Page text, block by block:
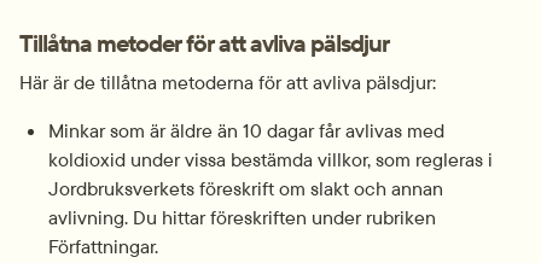
Tillåtna metoder för att avliva pälsdjur
Här är de tillåtna metoderna för att avliva pälsdjur:
Minkar som är äldre än 10 dagar får avlivas med
koldioxid under vissa bestämda villkor, som regleras i
Jordbruksverkets föreskrift om slakt och annan
avlivning. Du hittar föreskriften under rubriken
Författningar.